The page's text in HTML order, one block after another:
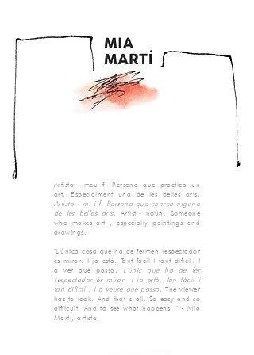
Artista.- meu f. Persona que practica un
art, Especialment una de les belles arts.
Artista.- m. i f. Persona que conrea alguna
de les belles arts.
Artist.- noun. Someone
who makesart ,especially paintings and
drawings.
"L'única cosa que ha de fermen l'espectador
és mirar. I ja està. Tant fàcil I tant difícil. I
a ver que passa.
L'únic que ha de fer
l'espectador és mirar. I ja està. Tan fàcil i
tan difícil . I a veure que passa.
The viewer
has to look. And that 's all. So easy and so
difficult. And to see what happens. ".- Mia
Martí, artista.